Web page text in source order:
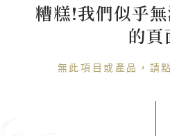
糟糕!我們似乎
的頁
無此項目或產品，請